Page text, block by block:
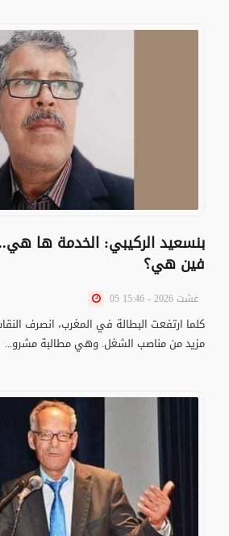
بنسعيد الركيبي: الخدمة ها هي..
فين هي؟
05 غشت 2026 - 15:46
كلما ارتفعت البطالة في المغرب، انصرف
مزيد من مناصب الشغل. وهي مطالبة مشرو...